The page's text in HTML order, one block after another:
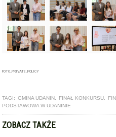
FOTO_PRIVATE_POLICY
TAGI: GMINA UDANIN FINAŁ KONKURSU
PODSTAWOWA W UDANINIE
ZOBACZ TAKŻE